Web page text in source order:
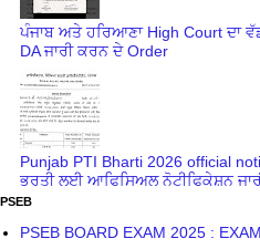
ਪੰਜਾਬ ਅਤੇ ਹਰਿਆਣਾ High Court ਦਾ
DA ਜਾਰੀ ਕਰਨ ਦੇ Order
Punjab PTI Bharti 2026 official
ਭਰਤੀ ਲਈ ਆਫਿਸਿਅਲ ਨੋਟੀਫਿਕੇਸ਼ਨ
PSEB
PSEB BOARD EXAM 2025 :